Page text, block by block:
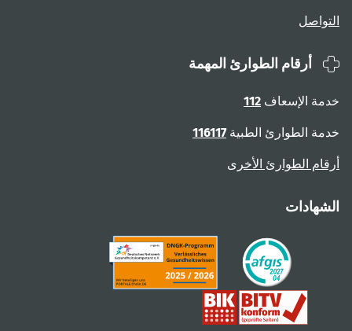
التواصل
أرقام الطوارئ المهمة
خدمة الإسعاف 112
خدمة الطوارئ الطبية116117
أرقام الطوارئ الأخرى
الشهادات